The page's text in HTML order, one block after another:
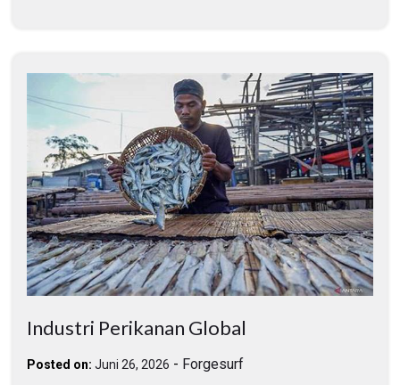
Industri Perikanan Global
Posted on: Juni 26, 2026 - Forgesurf